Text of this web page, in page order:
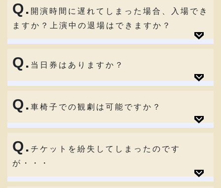
Q. 開演時間に遅れてしまった場合、入場でき
ますか？上演中の退場はできますか？
Q. 当日券はありますか？
Q. 車椅子での観劇は可能ですか？
Q. チケットを紛失してしまったのです
が・・・